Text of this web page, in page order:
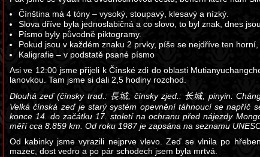
Čínština má 4 tóny – vysoký, stoupavý, klesavý a nízký.
Slova dříve byla jednoslabičná a co slovo, to byl znak, dnes
Písmo byly původně piktogramy.
Pokud jsou v každém znaku 2 prvky, píše se nejdříve ten
Kaligrafie – v podstatě psané písmo
Asi ve 12:00 jsme přijeli k Čínské zdi do oblasti
lanovkou. Tam jsme si dali 2,5 hodiny rozchod.
Dlouhá zeď (čínsky trad.: 長城, čínsky zjed.: 长城, pinyin:
Velká čínská zeď je starý systém opevnění táhnoucí se napříč
konce 14. do začátku 17. století na ochranu před nájezdy
měří cca 8.859 km. Od roku 1987 je zapsána na seznamu
Od kabinky jsme vyrazili nejprve vlevo. Zeď se vlnila po
mazec, dost vedro a po pár schodech jsem byla mrtvá.